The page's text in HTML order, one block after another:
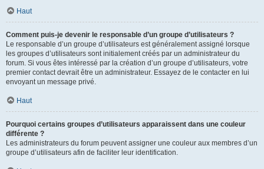
Haut
Comment puis-je devenir le responsable d’un groupe d’utilisateurs ?
Le responsable d’un groupe d’utilisateurs est généralement assigné lorsque
les groupes d’utilisateurs sont initialement créés par un administrateur du
forum. Si vous êtes intéressé par la création d’un groupe d’utilisateurs, votre
premier contact devrait être un administrateur. Essayez de le contacter en lui
envoyant un message privé.
Haut
Pourquoi certains groupes d’utilisateurs apparaissent dans une couleur
différente ?
Les administrateurs du forum peuvent assigner une couleur aux membres d’un
groupe d’utilisateurs afin de faciliter leur identification.